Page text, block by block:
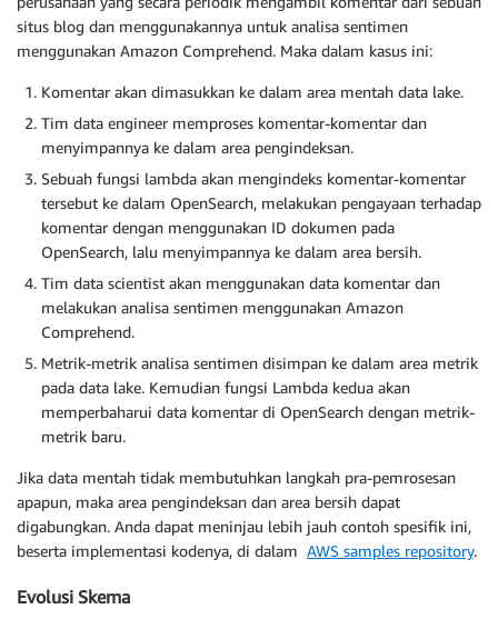
situs blog dan menggunakannya untuk analisa sentimen
menggunakan Amazon Comprehend. Maka dalam kasus ini:
Komentar akan dimasukkan ke dalam area mentah data lake.
Tim data engineer memproses komentar-komentar dan
menyimpannya ke dalam area pengindeksan.
Sebuah fungsi lambda akan mengindeks komentar-komentar
tersebut ke dalam OpenSearch, melakukan pengayaan terhadap
komentar dengan menggunakan ID dokumen pada
OpenSearch, lalu menyimpannya ke dalam area bersih.
Tim data scientist akan menggunakan data komentar dan
melakukan analisa sentimen menggunakan Amazon
Comprehend.
Metrik-metrik analisa sentimen disimpan ke dalam area metrik
pada data lake. Kemudian fungsi Lambda kedua akan
memperbaharui data komentar di OpenSearch dengan metrik-
metrik baru.
Jika data mentah tidak membutuhkan langkah pra-pemrosesan
apapun, maka area pengindeksan dan area bersih dapat
digabungkan. Anda dapat meninjau lebih jauh contoh spesifik ini,
beserta implementasi kodenya, di dalam AWS samples repository.
Evolusi Skema